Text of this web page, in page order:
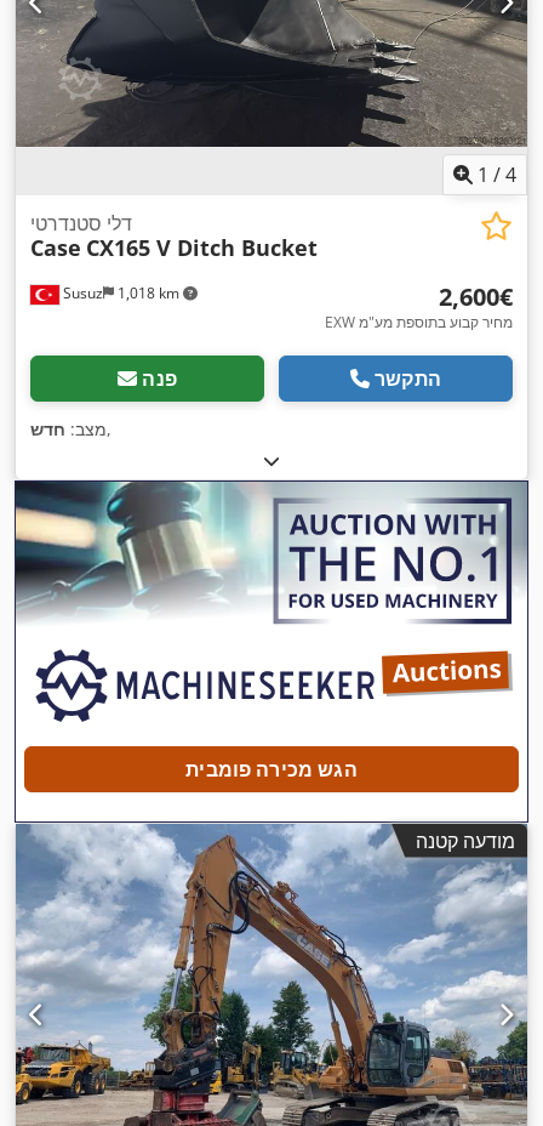
1 /4
Susuz 1,018 km
דלי סטנדרטי
Case CX165 V Ditch Bucket
‏2,600 ‏€
EXW מחיר קבוע בתוספת מע"מ
פנה התקשר
מצב: חדש ,
הגש מכירה פומבית
מודעה קטנה